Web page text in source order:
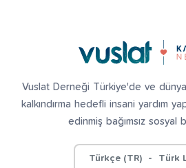
Vuslat Derneği Türkiye'de ve
kalkındırma hedefli insani yardım
edinmiş bağımsız sosyal
Türkçe (TR) - Türk